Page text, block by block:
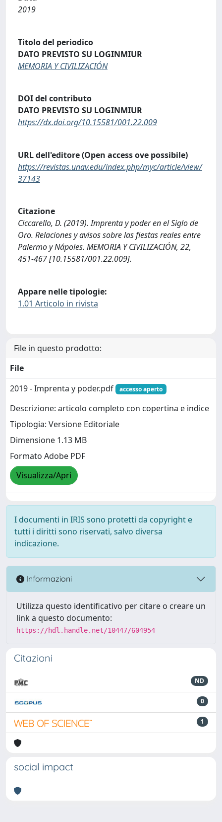
2019
Titolo del periodico
DATO PREVISTO SU LOGINMIUR
MEMORIA Y CIVILIZACIÓN
DOI del contributo
DATO PREVISTO SU LOGINMIUR
https://dx.doi.org/10.15581/001.22.009
URL dell'editore (Open access ove possibile)
https://revistas.unav.edu/index.php/myc/article/view/
37143
Citazione
Ciccarello, D. (2019). Imprenta y poder en el Siglo de
Oro. Relaciones y avisos sobre las fiestas reales entre
Palermo y Nápoles. MEMORIA Y CIVILIZACIÓN, 22,
451-467 [10.15581/001.22.009].
Appare nelle tipologie:
1.01 Articolo in rivista
File in questo prodotto:
File
2019 - Imprenta y poder.pdf
accesso aperto
Descrizione: articolo completo con copertina e indice
Tipologia: Versione Editoriale
Dimensione 1.13 MB
Formato Adobe PDF
Visualizza/Apri
I documenti in IRIS sono protetti da copyright e
tutti i diritti sono riservati, salvo diversa
indicazione.
Informazioni
Utilizza questo identificativo per citare o creare un
link a questo documento:
https://hdl.handle.net/10447/604954
Citazioni
ND
0
1
social impact